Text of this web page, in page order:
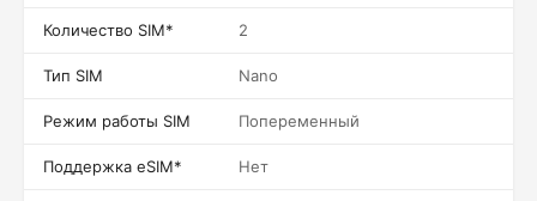
Количество SIM* 2
Тип SIM Nano
Режим работы SIM Попеременный
Поддержка eSIM* Нет